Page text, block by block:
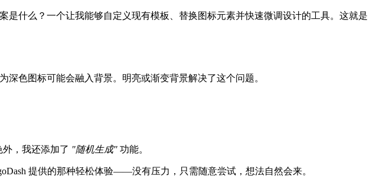
什么？一个让我能够自定义现有模板、替换图标元素并快速微调设计的工具。这就是
色图标可能会融入背景。明亮或渐变背景解决了这个问题。
，我还添加了 "随机生成" 功能。
提供的那种轻松体验——没有压力，只需随意尝试，想法自然会来。